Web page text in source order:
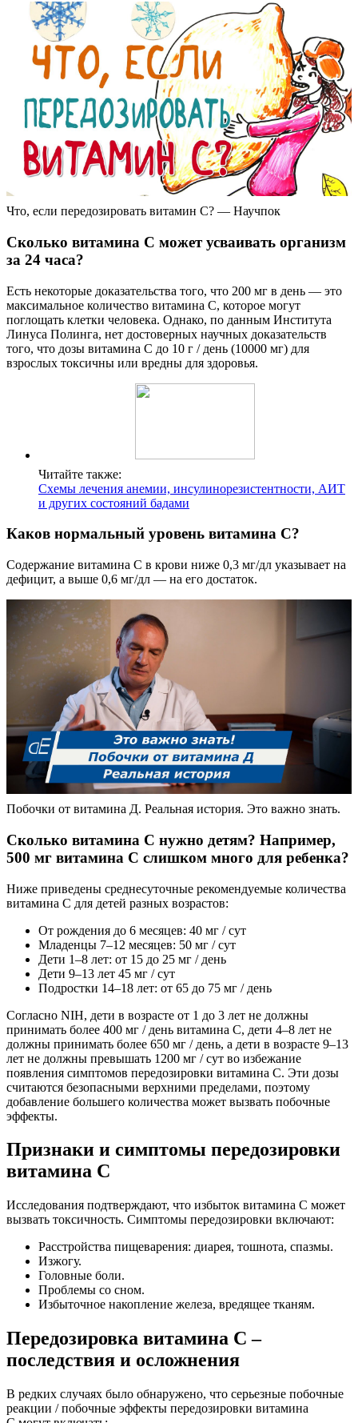
Что, если передозировать витамин С? — Научпок
Сколько витамина С может усваивать организм
за 24 часа?
Есть некоторые доказательства того, что 200 мг в день — это
максимальное количество витамина С, которое могут
поглощать клетки человека. Однако, по данным Института
Линуса Полинга, нет достоверных научных доказательств
того, что дозы витамина С до 10 г / день (10000 мг) для
взрослых токсичны или вредны для здоровья.
Читайте также:
Схемы лечения анемии, инсулинорезистентности, АИТ
и других состояний бадами
Каков нормальный уровень витамина С?
Содержание витамина С в крови ниже 0,3 мг/дл указывает на
дефицит, а выше 0,6 мг/дл — на его достаток.
Побочки от витамина Д. Реальная история. Это важно знать.
Сколько витамина С нужно детям? Например,
500 мг витамина С слишком много для ребенка?
Ниже приведены среднесуточные рекомендуемые количества
витамина С для детей разных возрастов:
От рождения до 6 месяцев: 40 мг / сут
Младенцы 7–12 месяцев: 50 мг / сут
Дети 1–8 лет: от 15 до 25 мг / день
Дети 9–13 лет 45 мг / сут
Подростки 14–18 лет: от 65 до 75 мг / день
Согласно NIH, дети в возрасте от 1 до 3 лет не должны
принимать более 400 мг / день витамина С, дети 4–8 лет не
должны принимать более 650 мг / день, а дети в возрасте 9–13
лет не должны превышать 1200 мг / сут во избежание
появления симптомов передозировки витамина С. Эти дозы
считаются безопасными верхними пределами, поэтому
добавление большего количества может вызвать побочные
эффекты.
Признаки и симптомы передозировки
витамина С
Исследования подтверждают, что избыток витамина С может
вызвать токсичность. Симптомы передозировки включают:
Расстройства пищеварения: диарея, тошнота, спазмы.
Изжогу.
Головные боли.
Проблемы со сном.
Избыточное накопление железа, вредящее тканям.
Передозировка витамина С –
последствия и осложнения
В редких случаях было обнаружено, что серьезные побочные
реакции / побочные эффекты передозировки витамина